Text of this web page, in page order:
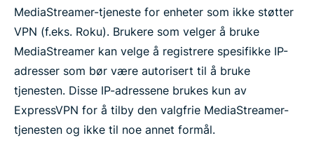
MediaStreamer-tjeneste for enheter som ikke støtter
VPN (f.eks. Roku). Brukere som velger å bruke
MediaStreamer kan velge å registrere spesifikke IP-
adresser som bør være autorisert til å bruke
tjenesten. Disse IP-adressene brukes kun av
ExpressVPN for å tilby den valgfrie MediaStreamer-
tjenesten og ikke til noe annet formål.